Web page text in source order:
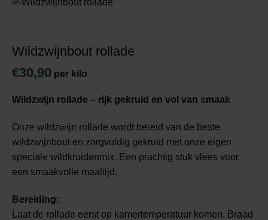
Wildzwijnbout rollade
€30,90 per kilo
Wildzwijn rollade – rijk gekruid en vol van smaak
Onze wildzwijn rollade wordt bereid van de beste
wildzwijnbout en zorgvuldig gekruid met onze eigen
speciale wildkruidenmix. Een prachtig stuk vlees voor
een smaakvolle maaltijd.
Bereiding:
Laat de rollade eerst op kamertemperatuur komen. Braad